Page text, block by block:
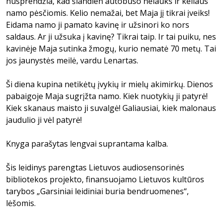
namo pėsčiomis. Kelio nemažai, bet Maja jį tikrai įveiks!
Eidama namo ji pamato kavinę ir užsinori ko nors
saldaus. Ar ji užsuka į kavinę? Tikrai taip. Ir tai puiku, nes
kavinėje Maja sutinka žmogų, kurio nematė 70 metų. Tai
jos jaunystės meilė, vardu Lenartas.
Ši diena kupina netikėtų įvykių ir mielų akimirkų. Dienos
pabaigoje Maja sugrįžta namo. Kiek nuotykių ji patyrė!
Kiek skanaus maisto ji suvalgė! Galiausiai, kiek malonaus
jaudulio ji vėl patyrė!
Knyga parašytas lengvai suprantama kalba.
Šis leidinys parengtas Lietuvos audiosensorinės
bibliotekos projekto, finansuojamo Lietuvos kultūros
tarybos „Garsiniai leidiniai buria bendruomenes“,
lėšomis.